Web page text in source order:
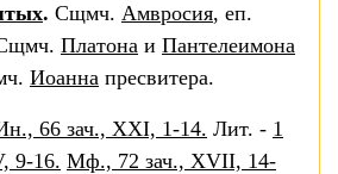
. Сщмч. Амвросия, еп.
Платона и Пантелеимона
Иоанна пресвитера.
66 зач., XXI, 1-14. Лит. - 1
9-16. Мф., 72 зач., XVII, 14-